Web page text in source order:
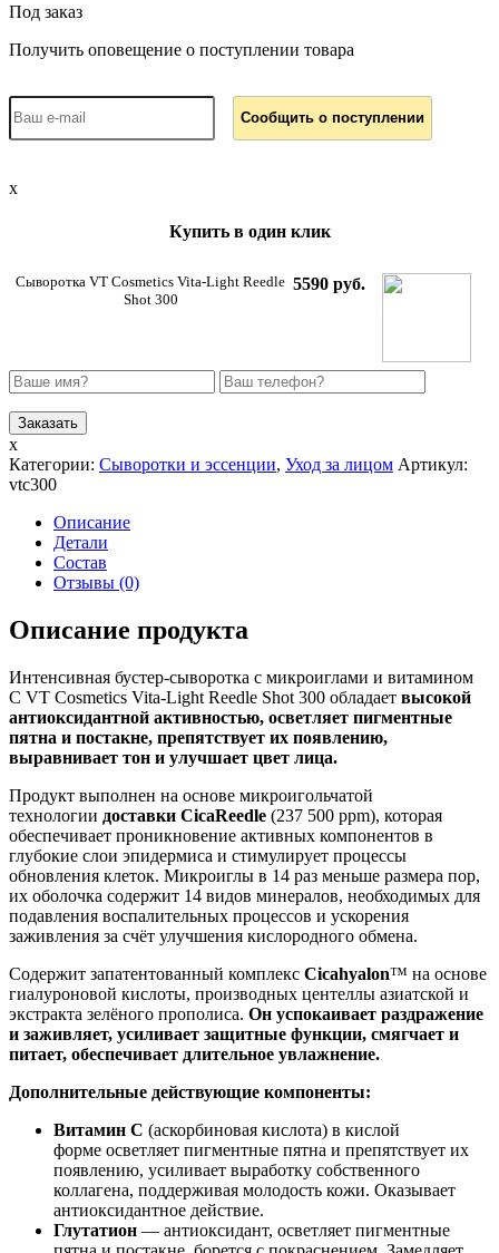
Под заказ
Получить оповещение о поступлении товара
x
Купить в один клик
Сыворотка VT Cosmetics Vita-Light Reedle
Shot 300
5590 руб.
x
Категории: Сыворотки и эссенции, Уход за лицом Артикул:
vtc300
Описание
Детали
Состав
Отзывы (0)
Описание продукта
Интенсивная бустер-сыворотка с микроиглами и витамином
C VT Cosmetics Vita-Light Reedle Shot 300 обладает высокой
антиоксидантной активностью, осветляет пигментные
пятна и постакне, препятствует их появлению,
выравнивает тон и улучшает цвет лица.
Продукт выполнен на основе микроигольчатой
технологии доставки CicaReedle (237 500 ppm), которая
обеспечивает проникновение активных компонентов в
глубокие слои эпидермиса и стимулирует процессы
обновления клеток. Микроиглы в 14 раз меньше размера пор,
их оболочка содержит 14 видов минералов, необходимых для
подавления воспалительных процессов и ускорения
заживления за счёт улучшения кислородного обмена.
Содержит запатентованный комплекс Cicahyalon™ на основе
гиалуроновой кислоты, производных центеллы азиатской и
экстракта зелёного прополиса. Он успокаивает раздражение
и заживляет, усиливает защитные функции, смягчает и
питает, обеспечивает длительное увлажнение.
Дополнительные действующие компоненты:
Витамин С (аскорбиновая кислота) в кислой
форме осветляет пигментные пятна и препятствует их
появлению, усиливает выработку собственного
коллагена, поддерживая молодость кожи. Оказывает
антиоксидантное действие.
Глутатион — антиоксидант, осветляет пигментные